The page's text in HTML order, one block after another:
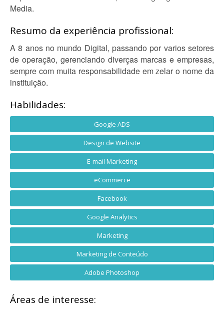
Media.
Resumo da experiência profissional:
A 8 anos no mundo Digital, passando por varios setores
de operação, gerenciando diverças marcas e empresas,
sempre com muita responsabilidade em zelar o nome da
instituição.
Habilidades:
Google ADS
Design de Website
E-mail Marketing
eCommerce
Facebook
Google Analytics
Marketing
Marketing de Conteúdo
Adobe Photoshop
Áreas de interesse: